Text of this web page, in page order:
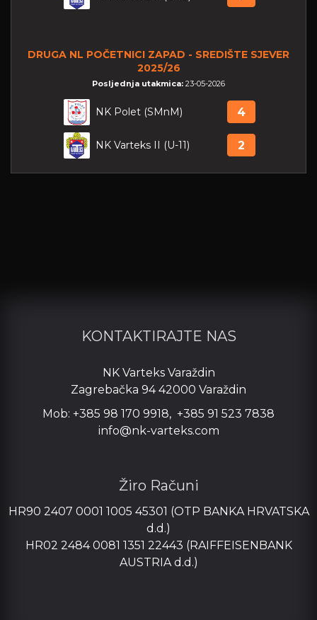
DRUGA NL POČETNICI ZAPAD - SREDIŠTE SJEVER
2025/26
Posljednja utakmica: 23-05-2026
NK Polet (SMnM) 4
NK Varteks II (U-11) 2
KONTAKTIRAJTE NAS
NK Varteks Varaždin
Zagrebačka 94 42000 Varaždin
Mob: +385 98 170 9918, +385 91 523 7838
info@nk-varteks.com
Žiro Računi
HR90 2407 0001 1005 45301 (OTP BANKA HRVATSKA
d.d.)
HR02 2484 0081 1351 22443 (RAIFFEISENBANK
AUSTRIA d.d.)